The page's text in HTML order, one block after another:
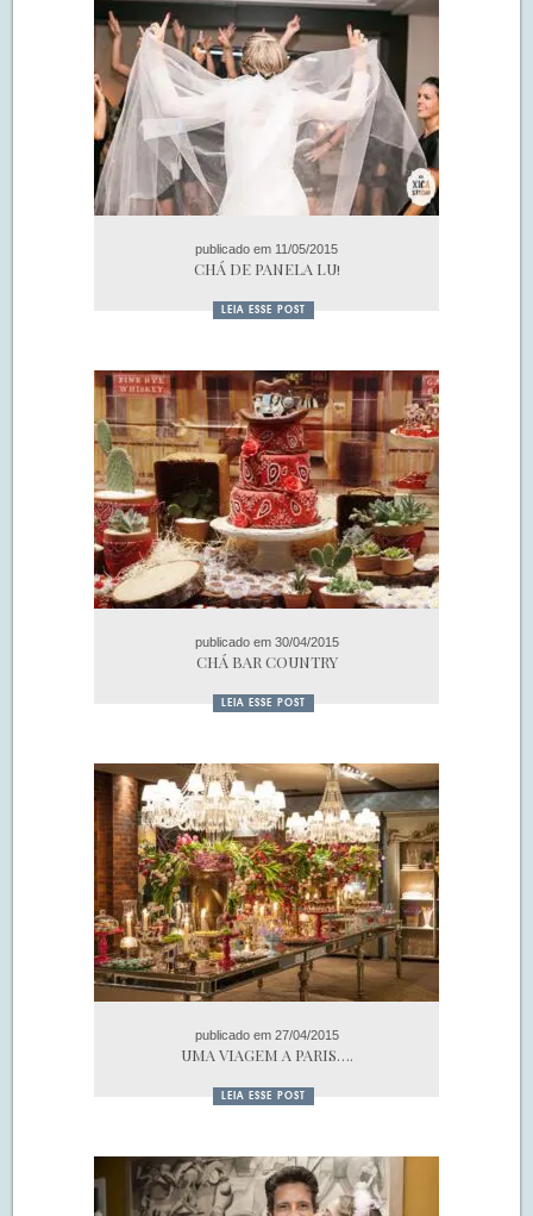
S.O.S CASADAS
FALE COM O SAY I DO
publicado em 11/05/2015
CHÁ DE PANELA LU!
LEIA ESSE POST
publicado em 30/04/2015
CHÁ BAR COUNTRY
LEIA ESSE POST
publicado em 27/04/2015
UMA VIAGEM A PARIS….
LEIA ESSE POST